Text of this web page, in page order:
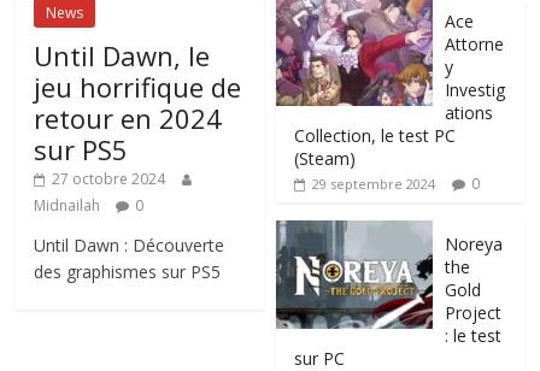
News
Until Dawn, le
jeu horrifique de
retour en 2024
sur PS5
27 octobre 2024
Midnailah
0
Until Dawn : Découverte
des graphismes sur PS5
Ace
Attorne
y
Investig
ations
Collection, le test PC
(Steam)
29 septembre 2024 0
Noreya
the
Gold
Project
: le test
sur PC